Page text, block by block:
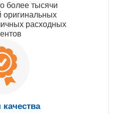
более тысячи
оригинальных
расходных
качества